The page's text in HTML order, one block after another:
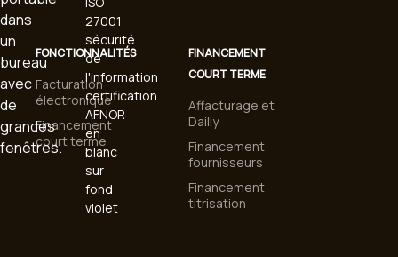
FONCTIONNALITÉS
Facturation
électronique
Financement
court terme
FINANCEMENT
COURT TERME
Affacturage et
Dailly
Financement
fournisseurs
Financement
titrisation